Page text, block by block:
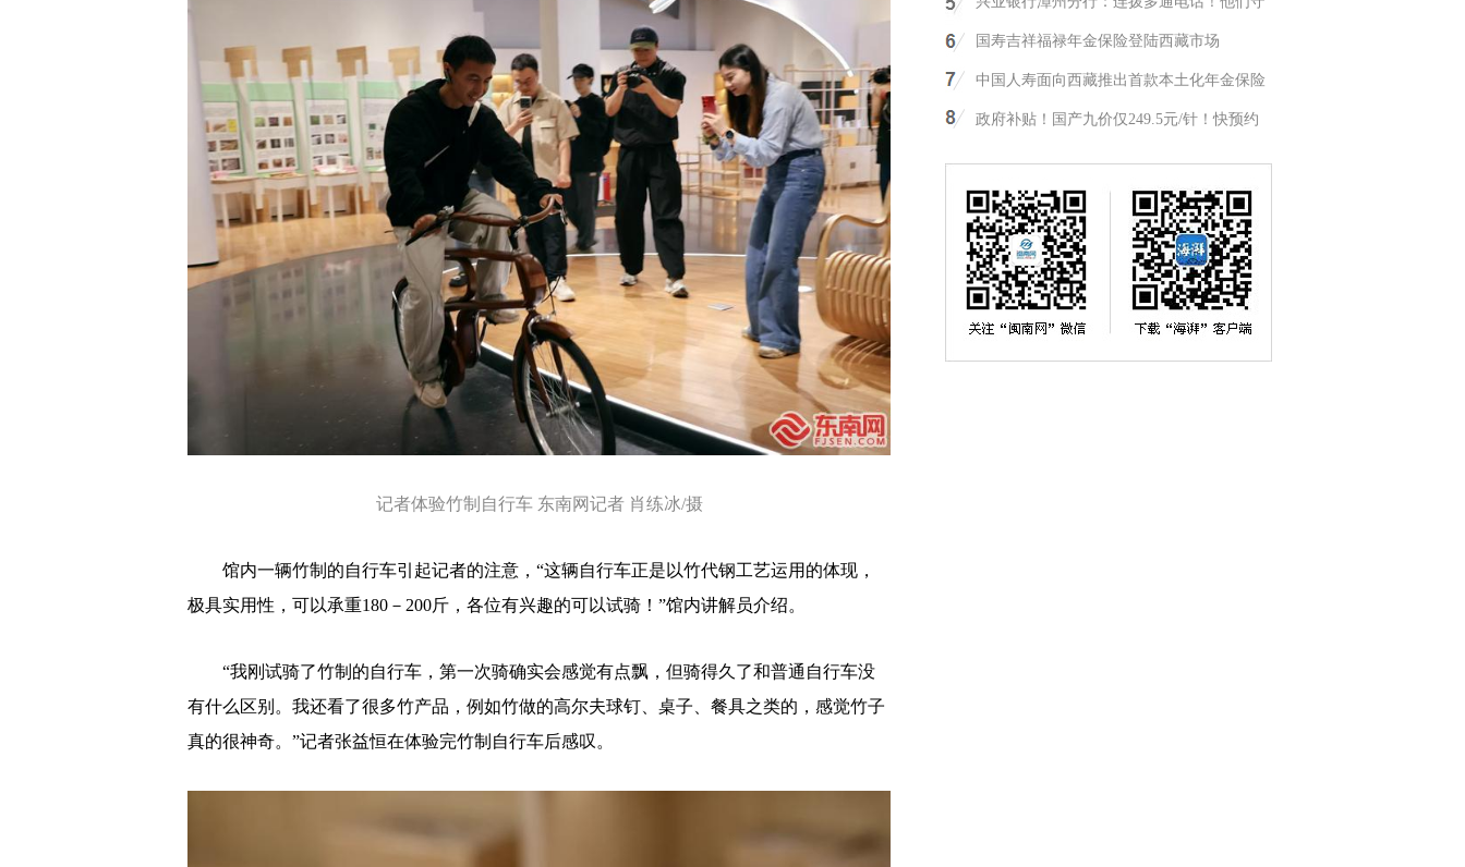
记者体验竹制自行车 东南网记者 肖练冰/摄
馆内一辆竹制的自行车引起记者的注意，“这辆自行车正是以竹代钢工艺运用的体现，
极具实用性，可以承重180－200斤，各位有兴趣的可以试骑！”馆内讲解员介绍。
“我刚试骑了竹制的自行车，第一次骑确实会感觉有点飘，但骑得久了和普通自行车没
有什么区别。我还看了很多竹产品，例如竹做的高尔夫球钉、桌子、餐具之类的，感觉竹子
真的很神奇。”记者张益恒在体验完竹制自行车后感叹。
国寿吉祥福禄年金保险登陆西藏市场
中国人寿面向西藏推出首款本土化年金保险
政府补贴！国产九价仅249.5元/针！快预约